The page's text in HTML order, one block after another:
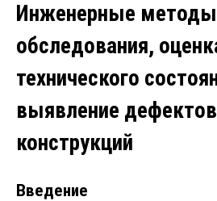
Инженерные методы
обследования,
технического
выявление
конструкций
Введение